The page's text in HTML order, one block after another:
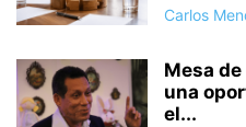
Carlos
Mesa
una
el...